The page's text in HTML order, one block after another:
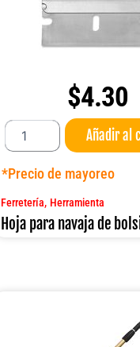
$4.30
Hoja
para
navaja
de
ZING
cantidad
Añadir al
*Precio de mayoreo
Ferretería, Herramienta
Hoja para navaja de